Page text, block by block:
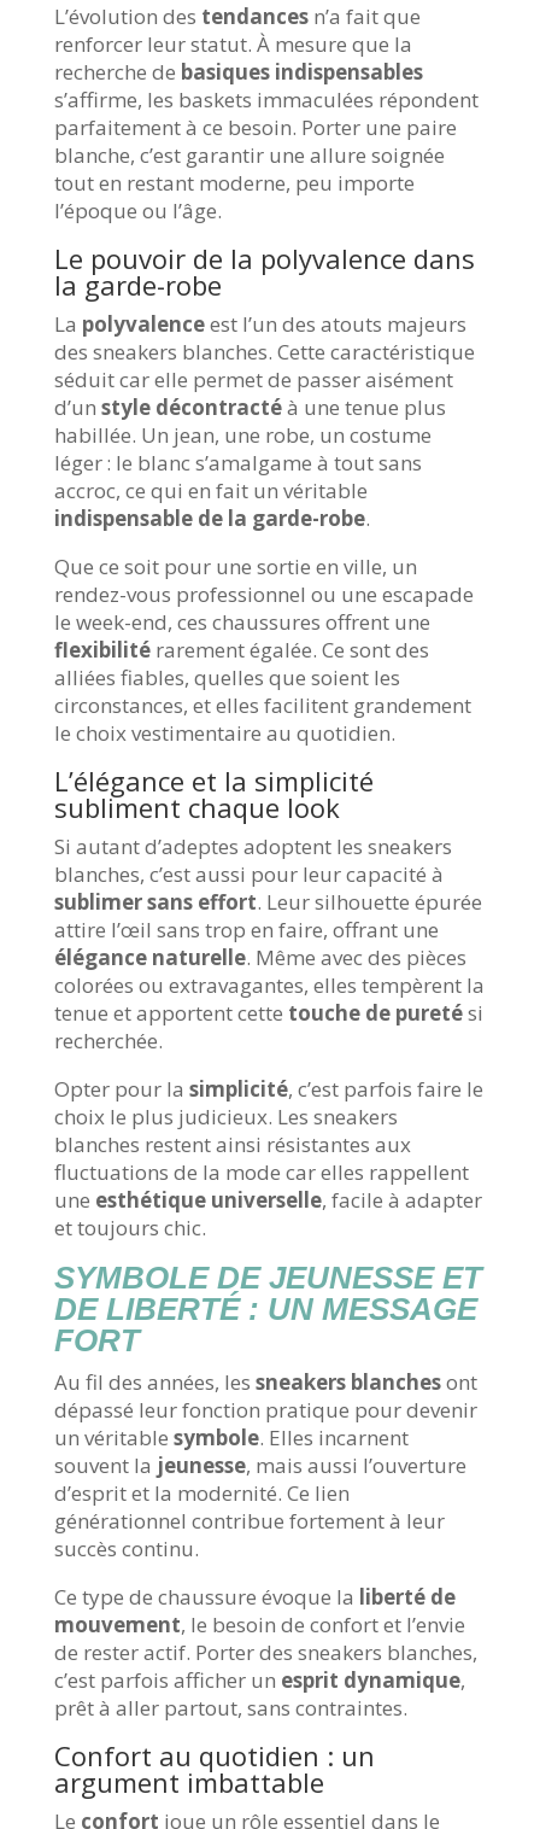
L’évolution des tendancesn’a fait que
renforcer leur statut. À mesure que la
recherche de basiques indispensables
s’affirme, les baskets immaculées répondent
parfaitement à ce besoin. Porter une paire
blanche, c’est garantir une allure soignée
tout en restant moderne, peu importe
l’époque ou l’âge.
Le pouvoir de la polyvalence dans
la garde-robe
La polyvalenceest l’un des atouts majeurs
des sneakers blanches. Cette caractéristique
séduit car elle permet de passer aisément
d’un style décontractéà une tenue plus
habillée. Un jean, une robe, un costume
léger : le blanc s’amalgame à tout sans
accroc, ce qui en fait un véritable
indispensable de la garde-robe.
Que ce soit pour une sortie en ville, un
rendez-vous professionnel ou une escapade
le week-end, ces chaussures offrent une
flexibilitérarement égalée. Ce sont des
alliées fiables, quelles que soient les
circonstances, et elles facilitent grandement
le choix vestimentaire au quotidien.
L’élégance et la simplicité
subliment chaque look
Si autant d’adeptes adoptent les sneakers
blanches, c’est aussi pour leur capacité à
sublimer sans effort. Leur silhouette épurée
attire l’œil sans trop en faire, offrant une
élégance naturelle. Même avec des pièces
colorées ou extravagantes, elles tempèrent la
tenue et apportent cette touche de puretési
recherchée.
Opter pour la simplicité, c’est parfois faire le
choix le plus judicieux. Les sneakers
blanches restent ainsi résistantes aux
fluctuations de la mode car elles rappellent
une esthétique universelle, facile à adapter
et toujours chic.
SYMBOLE DE JEUNESSE ET
DE LIBERTÉ : UN MESSAGE
FORT
Au fil des années, les sneakers blanchesont
dépassé leur fonction pratique pour devenir
un véritable symbole. Elles incarnent
souvent la jeunesse, mais aussi l’ouverture
d’esprit et la modernité. Ce lien
générationnel contribue fortement à leur
succès continu.
Ce type de chaussure évoque la liberté de
mouvement, le besoin de confort et l’envie
de rester actif. Porter des sneakers blanches,
c’est parfois afficher un esprit dynamique,
prêt à aller partout, sans contraintes.
Confort au quotidien : un
argument imbattable
Le confort joue un rôle essentiel dans le